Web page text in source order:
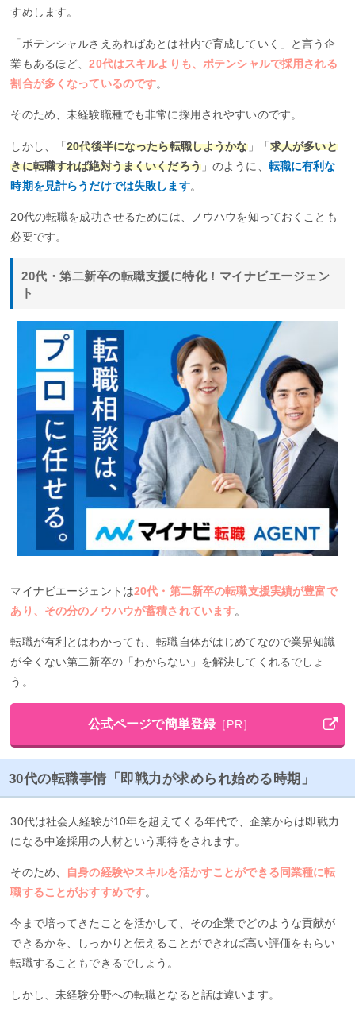
すめします。
「ポテンシャルさえあればあとは社内で育成していく」と言う企
業もあるほど、20代はスキルよりも、ポテンシャルで採用される
割合が多くなっているのです。
そのため、未経験職種でも非常に採用されやすいのです。
しかし、「20代後半になったら転職しようかな」「求人が多いと
きに転職すれば絶対うまくいくだろう」のように、 転職に有利な
時期を見計らうだけでは失敗します。
20代の転職を成功させるためには、ノウハウを知っておくことも
必要です。
20代・第二新卒の転職支援に特化！マイナビエージェン
ト
マイナビエージェントは20代・第二新卒の転職支援実績が豊富で
あり、その分のノウハウが蓄積されています。
転職が有利とはわかっても、転職自体がはじめてなので業界知識
が全くない第二新卒の「わからない」を解決してくれるでしょ
う。
公式ページで簡単登録 ［PR］
30代の転職事情「即戦力が求められ始める時期」
30代は社会人経験が10年を超えてくる年代で、企業からは即戦力
になる中途採用の人材という期待をされます。
そのため、
自身の経験やスキルを活かすことができる同業種に転
職することがおすすめです。
今まで培ってきたことを活かして、その企業でどのような貢献が
できるかを、しっかりと伝えることができれば高い評価をもらい
転職することもできるでしょう。
しかし、未経験分野への転職となると話は違います。